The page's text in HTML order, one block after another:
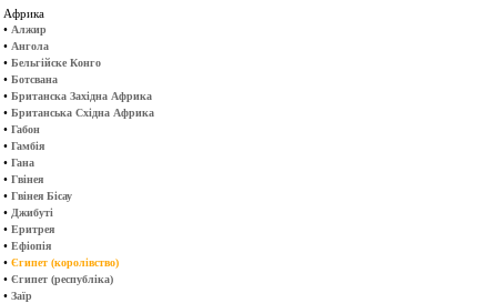
Африка
• Алжир
• Ангола
• Бельгійске Конго
• Ботсвана
• Британска Західна Африка
• Британська Східна Африка
• Габон
• Гамбія
• Гана
• Гвінея
• Гвінея Бісау
• Джибуті
• Еритрея
• Ефіопія
• Єгипет (королівство)
• Єгипет (республіка)
• Заїр